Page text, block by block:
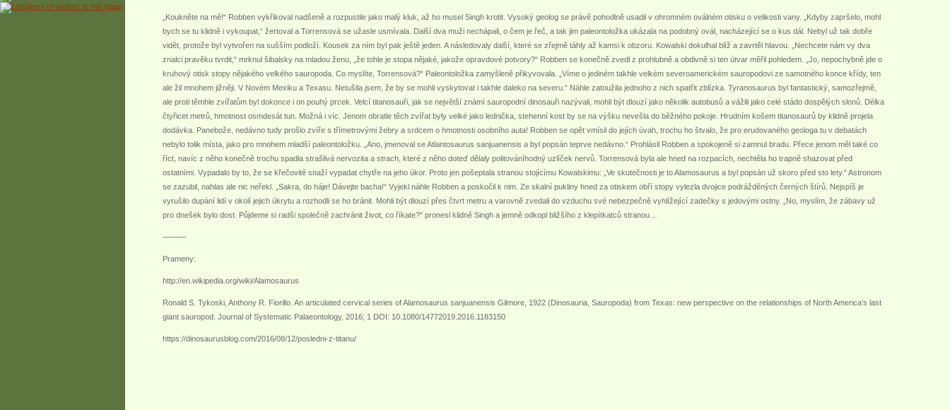
„Koukněte na mě!“ Robben vykřikoval nadšeně a rozpustile jako malý kluk, až ho musel Singh krotit. Vysoký geolog se právě pohodlně usadil v ohromném oválném otisku o velikosti vany. „Kdyby zapršelo, mohl
bych se tu klidně i vykoupat,“ žertoval a Torrensová se užasle usmívala. Další dva muži nechápali, o čem je řeč, a tak jim paleontoložka ukázala na podobný ovál, nacházející se o kus dál. Nebyl už tak dobře
vidět, protože byl vytvořen na sušším podloží. Kousek za ním byl pak ještě jeden. A následovaly další, které se zřejmě táhly až kamsi k obzoru. Kowalski dokulhal blíž a zavrtěl hlavou. „Nechcete nám vy dva
znalci pravěku tvrdit,“ mrknul šibalsky na mladou ženu, „že tohle je stopa nějaké, jakože opravdové potvory?“ Robben se konečně zvedl z prohlubně a obdivně si ten útvar měřil pohledem. „Jo, nepochybně jde o
kruhový otisk stopy nějakého velkého sauropoda. Co myslíte, Torrensová?“ Paleontoložka zamyšleně přikyvovala. „Víme o jediném takhle velkém severoamerickém sauropodovi ze samotného konce křídy, ten
ale žil mnohem jižněji. V Novém Mexiku a Texasu. Netušila jsem, že by se mohli vyskytovat i takhle daleko na severu.“ Náhle zatoužila jednoho z nich spatřit zblízka. Tyranosaurus byl fantastický, samozřejmě,
ale proti těmhle zvířatům byl dokonce i on pouhý prcek. Velcí titanosauři, jak se největší známí sauropodní dinosauři nazývali, mohli být dlouzí jako několik autobusů a vážili jako celé stádo dospělých slonů. Délka
čtyřicet metrů, hmotnost osmdesát tun. Možná i víc. Jenom obratle těch zvířat byly velké jako lednička, stehenní kost by se na výšku nevešla do běžného pokoje. Hrudním košem titanosaurů by klidně projela
dodávka. Panebože, nedávno tudy prošlo zvíře s třímetrovými žebry a srdcem o hmotnosti osobního auta! Robben se opět vmísil do jejích úvah, trochu ho štvalo, že pro erudovaného geologa tu v debatách
nebylo tolik místa, jako pro mnohem mladší paleontoložku. „Ano, jmenoval se Atlantosaurus sanjuanensis a byl popsán teprve nedávno.“ Prohlásil Robben a spokojeně si zamnul bradu. Přece jenom měl také co
říct, navíc z něho konečně trochu spadla strašlivá nervozita a strach, které z něho doteď dělaly politováníhodný uzlíček nervů. Torrensová byla ale hned na rozpacích, nechtěla ho trapně shazovat před
ostatními. Vypadalo by to, že se křečovitě snaží vypadat chytře na jeho úkor. Proto jen pošeptala stranou stojícímu Kowalskimu: „Ve skutečnosti je to Alamosaurus a byl popsán už skoro před sto lety.“ Astronom
se zazubil, nahlas ale nic neřekl. „Sakra, do háje! Dávejte bacha!“ Vyjekl náhle Robben a poskočil k nim. Ze skalní pukliny hned za otiskem obří stopy vylezla dvojice podrážděných černých štírů. Nejspíš je
vyrušilo dupání lidí v okolí jejich úkrytu a rozhodli se ho bránit. Mohli být dlouzí přes čtvrt metru a varovně zvedali do vzduchu své nebezpečně vyhlížející zadečky s jedovými ostny. „No, myslím, že zábavy už
pro dnešek bylo dost. Půjdeme si radši společně zachránit život, co říkate?“ pronesl klidně Singh a jemně odkopl bližšího z klepítkatců stranou…
———
Prameny:
http://en.wikipedia.org/wiki/Alamosaurus
Ronald S. Tykoski, Anthony R. Fiorillo. An articulated cervical series of Alamosaurus sanjuanensis Gilmore, 1922 (Dinosauria, Sauropoda) from Texas: new perspective on the relationships of North America’s last
giant sauropod. Journal of Systematic Palaeontology, 2016; 1 DOI: 10.1080/14772019.2016.1183150
https://dinosaurusblog.com/2016/08/12/posledni-z-titanu/